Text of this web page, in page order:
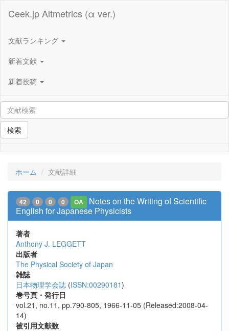
Ceek.jp Altmetrics (α ver.)
文献ランキング
新着文献
新着投稿
検索
ホーム 文献詳細
42 0 0 0 OA
Notes on the Writing of Scientific
English for Japanese Physicists
著者
Anthony J. LEGGETT
出版者
The Physical Society of Japan
雑誌
日本物理学会誌 (ISSN:00290181)
巻号頁・発行日
vol.21, no.11, pp.790-805, 1966-11-05 (Released:2008-04-
14)
被引用文献数